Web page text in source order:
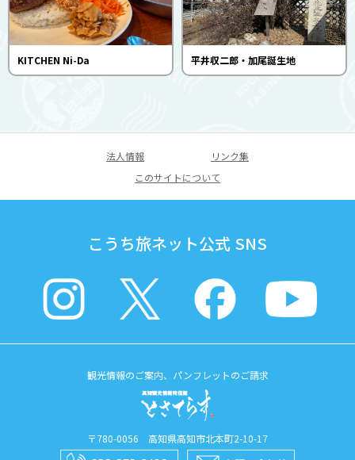
KITCHEN Ni-Da 平井収二郎・加尾誕生地
法人情報
リンク集
このサイトについて
こうち旅ネット公式 SNS
観光情報のご案内、パンフレットのご請求
〒780-0056 高知県高知市北本町2-10-17